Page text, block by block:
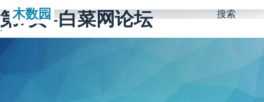
第7页 -白菜网论坛
木数园 搜索